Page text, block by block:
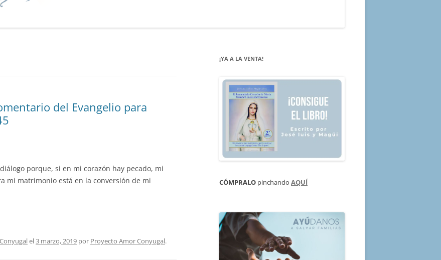
del Evangelio para
porque, si en mi corazón hay pecado, mi
mi matrimonio está en la conversión de mi
el3 marzo, 2019 por Proyecto Amor Conyugal.
¡YA A LA VENTA!
CÓMPRALO pinchando AQUÍ